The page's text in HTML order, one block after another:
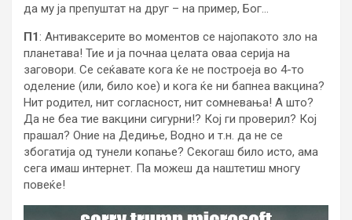
да му ја препуштат на друг – на пример, Бог…
П1: Антиваксерите во моментов се најопакото зло на
планетава! Тие и ја почнаа целата оваа серија на
заговори. Се сеќавате кога ќе не построеја во 4-то
оделение (или, било кое) и кога ќе ни бапнеа вакцина?
Нит родител, нит согласност, нит сомневања! А што?
Да не беа тие вакцини сигурни!? Кој ги проверил? Кој
прашал? Оние на Дедиње, Водно и т.н. да не се
збогатија од тунели копање? Секогаш било исто, ама
сега имаш интернет. Па можеш да наштетиш многу
повеќе!